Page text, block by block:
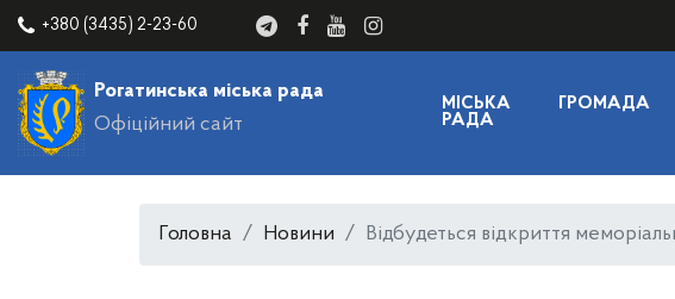
+380 (3435) 2-23-60
Рогатинська міська рада
Офіційний сайт
МІСЬКА
РАДА
ГРОМАДА
Головна Новини Відбудеться відкриття